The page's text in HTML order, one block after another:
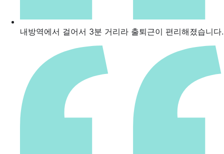
내방역에서 걸어서 3분 거리라 출퇴근이 편리해졌습니다.